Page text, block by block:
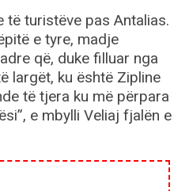
të turistëve pas Antalias.
e tyre, madje
që, duke filluar nga
largët, ku është Zipline
të tjera ku më përpara
e mbylli Veliaj fjalën e